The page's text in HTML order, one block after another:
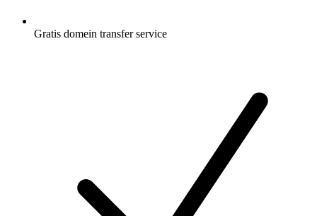
Gratis domein transfer service